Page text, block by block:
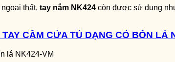
thất, tay nắm NK424 còn được sử dụng
CẦM CỬA TỦ DẠNG CỎ BỐN LÁ